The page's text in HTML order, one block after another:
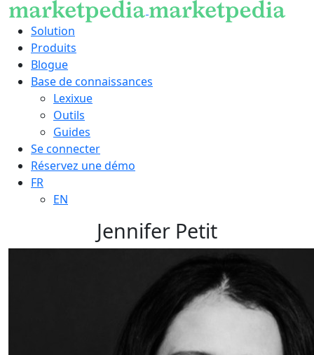
Solution
Produits
Blogue
Base de connaissances
Lexixue
Outils
Guides
Se connecter
Réservez une démo
FR
EN
Jennifer Petit